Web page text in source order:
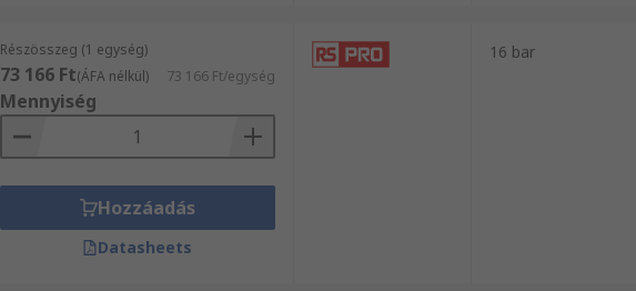
Részösszeg (1 egység)
73 166 Ft(ÁFA nélkül) 73 166 Ft/egység
Mennyiség
Hozzáadás
Datasheets
16 bar